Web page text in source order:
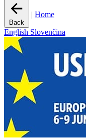
Back
| Home
English Slovenčina